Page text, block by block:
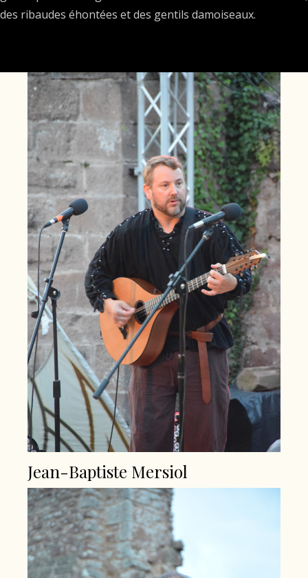
des ribaudes éhontées et des gentils damoiseaux.
Jean-Baptiste Mersiol